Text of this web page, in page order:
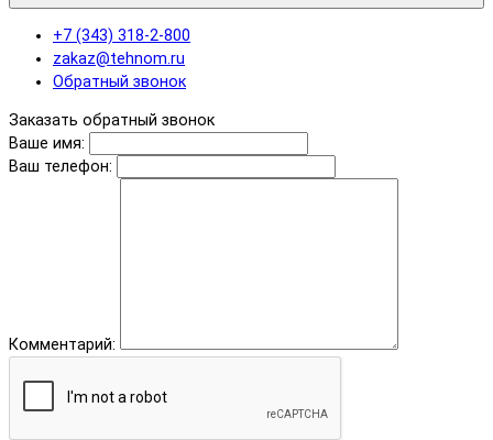
+7 (343) 318-2-800
zakaz@tehnom.ru
Обратный звонок
Заказать обратный звонок
Ваше имя:
Ваш телефон:
Комментарий: